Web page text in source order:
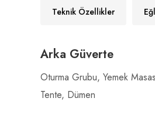
Teknik Özellikler
Arka Güverte
Oturma Grubu, Yemek
Tente, Dümen